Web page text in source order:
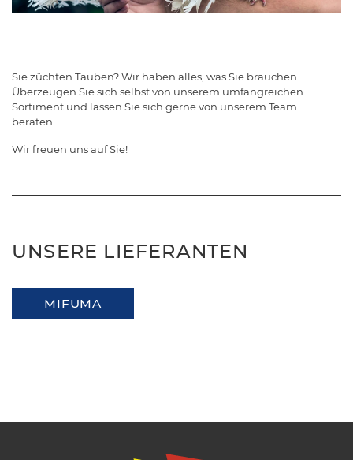
Sie züchten Tauben? Wir haben alles, was Sie brauchen.
Überzeugen Sie sich selbst von unserem umfangreichen
Sortiment und lassen Sie sich gerne von unserem Team
beraten.
Wir freuen uns auf Sie!
UNSERE LIEFERANTEN
MIFUMA